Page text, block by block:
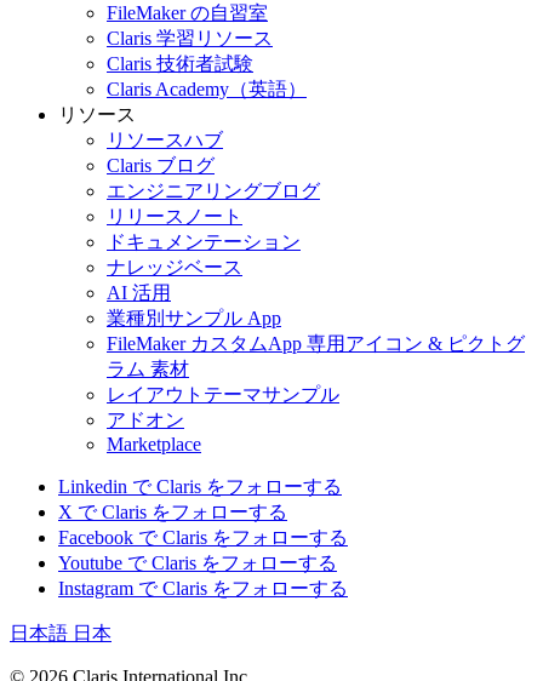
FileMaker の自習室
Claris 学習リソース
Claris 技術者試験
Claris Academy（英語）
リソース
リソースハブ
Claris ブログ
エンジニアリングブログ
リリースノート
ドキュメンテーション
ナレッジベース
AI 活用
業種別サンプル App
FileMaker カスタムApp 専用アイコン & ピクトグ
ラム 素材
レイアウトテーマサンプル
アドオン
Marketplace
Linkedin で Claris をフォローする
X で Claris をフォローする
Facebook で Claris をフォローする
Youtube で Claris をフォローする
Instagram で Claris をフォローする
日本語 日本